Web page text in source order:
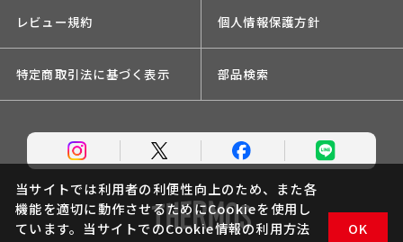
レビュー規約 個人情報保護方針
特定商取引法に基づく表示 部品検索
当サイトでは利用者の利便性向上のため、また各
機能を適切に動作させるためにCookieを使用し
ています。当サイトでのCookie情報の利用方法
OK